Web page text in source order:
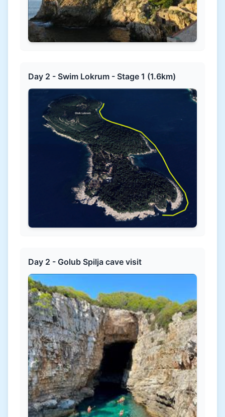
Day 2 - Swim Lokrum - Stage 1 (1.6km)
Day 2 - Golub Spilja cave visit